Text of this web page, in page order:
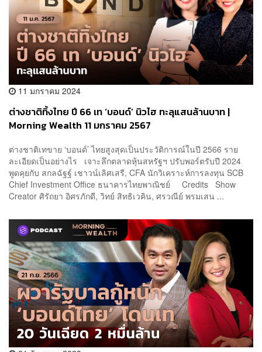
11 มกราคม 2024
ต่างชาติทิ้งไทย ปี 66 เท ‘บอนด์’ นิวไฮ ทะลุแสนล้านบาท |
Morning Wealth 11 มกราคม 2567
ต่างชาติเทขาย ‘บอนด์’ ไทยสูงสุดเป็นประวัติการณ์ในปี 2566 ราย
ละเอียดเป็นอย่างไร เจาะลึกตลาดหุ้นสหรัฐฯ ปรับพอร์ตรับปี 2024
พูดคุยกับ สกลฉัฐฐ์ เชาวน์เลิศเสรี, CFA นักวิเคราะห์การลงทุน SCB
Chief Investment Office ธนาคารไทยพาณิชย์ Credits Show
Creator ศิรัถยา อิศรภักดี, วิทย์ สิทธิเวคิน, ศรวณีย์ พรมเสน ...